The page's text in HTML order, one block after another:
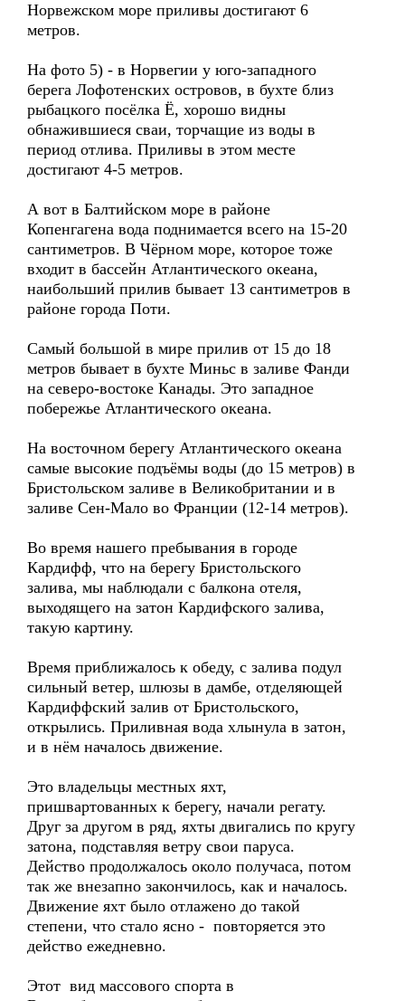
Норвежском море приливы достигают 6
метров.
На фото 5) - в Норвегии у юго-западного
берега Лофотенских островов, в бухте близ
рыбацкого посёлка Ё, хорошо видны
обнажившиеся сваи, торчащие из воды в
период отлива. Приливы в этом месте
достигают 4-5 метров.
А вот в Балтийском море в районе
Копенгагена вода поднимается всего на 15-20
сантиметров. В Чёрном море, которое тоже
входит в бассейн Атлантического океана,
наибольший прилив бывает 13 сантиметров в
районе города Поти.
Самый большой в мире прилив от 15 до 18
метров бывает в бухте Миньс в заливе Фанди
на северо-востоке Канады. Это западное
побережье Атлантического океана.
На восточном берегу Атлантического океана
самые высокие подъёмы воды (до 15 метров) в
Бристольском заливе в Великобритании и в
заливе Сен-Мало во Франции (12-14 метров).
Во время нашего пребывания в городе
Кардифф, что на берегу Бристольского
залива, мы наблюдали с балкона отеля,
выходящего на затон Кардифского залива,
такую картину.
Время приближалось к обеду, с залива подул
сильный ветер, шлюзы в дамбе, отделяющей
Кардиффский залив от Бристольского,
открылись. Приливная вода хлынула в затон,
и в нём началось движение.
Это владельцы местных яхт,
пришвартованных к берегу, начали регату.
Друг за другом в ряд, яхты двигались по кругу
затона, подставляя ветру свои паруса.
Действо продолжалось около получаса, потом
так же внезапно закончилось, как и началось.
Движение яхт было отлажено до такой
степени, что стало ясно - повторяется это
действо ежедневно.
Этот вид массового спорта в